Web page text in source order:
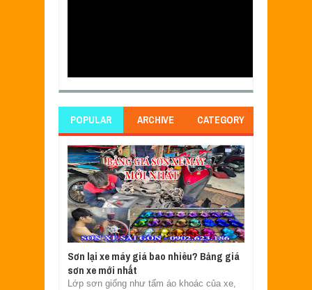
POPULAR ARCHIVE CATEGORY
Sơn lại xe máy giá bao nhiêu? Bảng giá
sơn xe mới nhất
Lớp sơn giống như tấm áo khoác của xe,